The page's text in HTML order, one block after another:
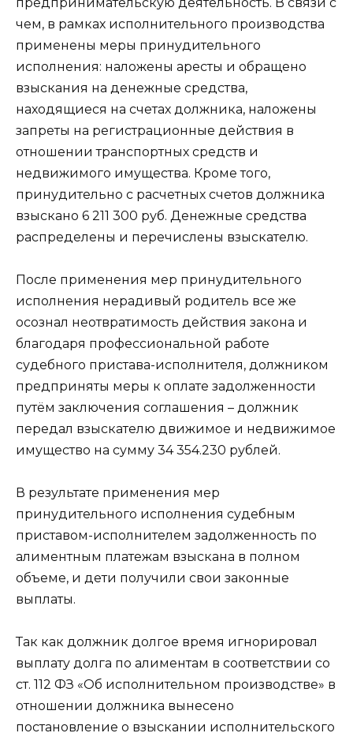
чем, в рамках исполнительного производства
применены меры принудительного
исполнения: наложены аресты и обращено
взыскания на денежные средства,
находящиеся на счетах должника, наложены
запреты на регистрационные действия в
отношении транспортных средств и
недвижимого имущества. Кроме того,
принудительно с расчетных счетов должника
взыскано 6 211 300 руб. Денежные средства
распределены и перечислены взыскателю.
После применения мер принудительного
исполнения нерадивый родитель все же
осознал неотвратимость действия закона и
благодаря профессиональной работе
судебного пристава-исполнителя, должником
предприняты меры к оплате задолженности
путём заключения соглашения – должник
передал взыскателю движимое и недвижимое
имущество на сумму 34 354.230 рублей.
В результате применения мер
принудительного исполнения судебным
приставом-исполнителем задолженность по
алиментным платежам взыскана в полном
объеме, и дети получили свои законные
выплаты.
Так как должник долгое время игнорировал
выплату долга по алиментам в соответствии со
ст. 112 ФЗ «Об исполнительном производстве» в
отношении должника вынесено
постановление о взыскании исполнительского